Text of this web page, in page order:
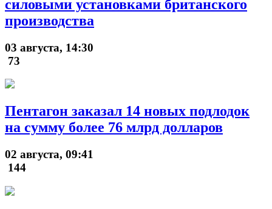
силовыми установками британского
производства
03 августа, 14:30
73
Пентагон заказал 14 новых подлодок
на сумму более 76 млрд долларов
02 августа, 09:41
144